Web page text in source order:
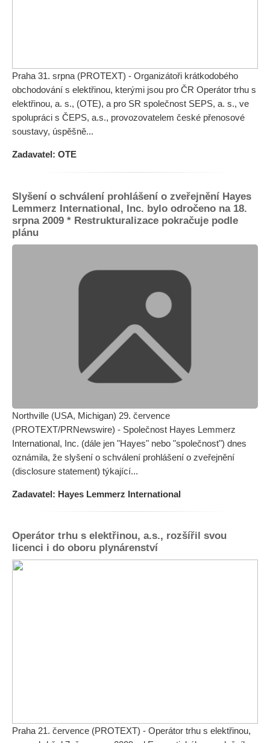
Praha 31. srpna (PROTEXT) - Organizátoři krátkodobého
obchodování s elektřinou, kterými jsou pro ČR Operátor trhu s
elektřinou, a. s., (OTE), a pro SR společnost SEPS, a. s., ve
spolupráci s ČEPS, a.s., provozovatelem české přenosové
soustavy, úspěšně...
Zadavatel: OTE
Slyšení o schválení prohlášení o zveřejnění Hayes
Lemmerz International, Inc. bylo odročeno na 18.
srpna 2009 * Restrukturalizace pokračuje podle
plánu
Northville (USA, Michigan) 29. července
(PROTEXT/PRNewswire) - Společnost Hayes Lemmerz
International, Inc. (dále jen "Hayes" nebo "společnost") dnes
oznámila, že slyšení o schválení prohlášení o zveřejnění
(disclosure statement) týkající...
Zadavatel: Hayes Lemmerz International
Operátor trhu s elektřinou, a.s., rozšířil svou
licenci i do oboru plynárenství
Praha 21. července (PROTEXT) - Operátor trhu s elektřinou,